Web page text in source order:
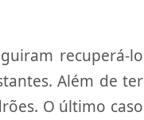
recuperá-lo
Além de ter
O último caso